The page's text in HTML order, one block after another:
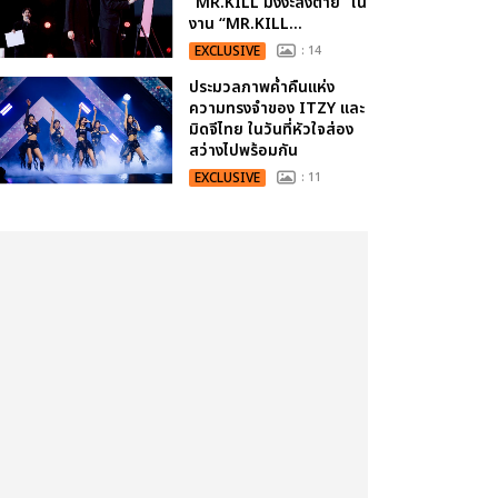
งาน “MR.KILL...
EXCLUSIVE : 14
ประมวลภาพค่ำคืนแห่ง
ความทรงจำของ ITZY และ
มิดจีไทย ในวันที่หัวใจส่อง
สว่างไปพร้อมกัน
EXCLUSIVE : 11